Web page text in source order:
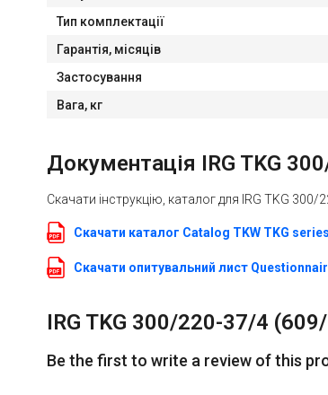
Тип комплектації
Гарантія, місяців
Застосування
Вага, кг
Документація IRG TKG
Скачати інструкцію, каталог для IRG TKG
Скачати каталог Catalog TKW TKG
Скачати опитувальний лист
IRG TKG 300/220-37/4
Be the first to write a review of this